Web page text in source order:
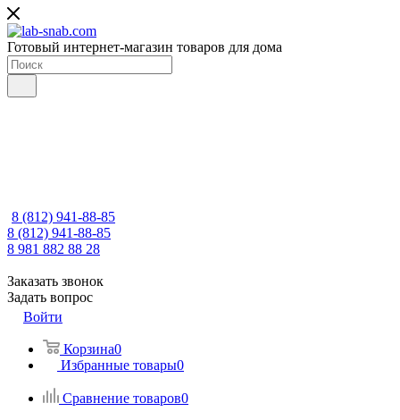
Готовый интернет-магазин товаров для дома
8 (812) 941-88-85
8 (812) 941-88-85
8 981 882 88 28
Заказать звонок
Задать вопрос
Войти
Корзина0
Избранные товары0
Сравнение товаров0